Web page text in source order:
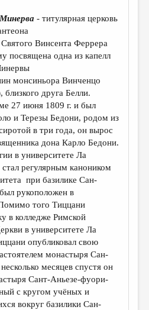
- титулярная церковь
Винсента Феррера
посвящена одна из капелл
монсиньора Винченцо
друга Белли.
27 июня 1809 г. и был
и Терезы Бедони, родом из
в три года, он вырос
дона Карло Бедони.
в университете Ла
регулярным каноником
при базилике Сан-
рукоположен в
того Тиццани
в колледже Римской
в университете Ла
опубликовал свою
монастыря Сан-
месяцев спустя он
Сант-Аньезе-фуори-
с кругом учёных и
вокруг базилики Сан-